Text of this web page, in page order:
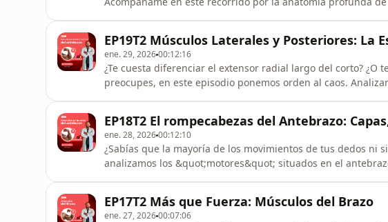
conectados!YouTube: Dr. Cesar Landero (
EP19T2 Músculos Laterales y Posteriores: La
ene. 29, 202600:12:16
¿Te cuesta diferenciar el extensor radial largo del corto? ¿O
preocupes, en este episodio ponemos orden al caos.
quirófano.¡Si
EP18T2 El rompecabezas del Antebrazo:
ene. 28, 202600:12:10
¿Sabías que la mayoría de los movimientos de tus dedos ni
analizamos los &quot;motores&quot; situados en el
de manos!¡Sigamos con
EP17T2 Más que Fuerza: Músculos del Brazo
ene. 27, 202600:07:06